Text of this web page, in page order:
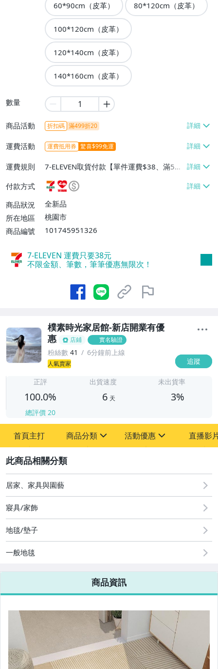
60*90cm（皮革） 80*120cm（皮革）
100*120cm（皮革）
120*140cm（皮革）
140*160cm（皮革）
數量
商品活動 折扣碼 滿499折20
運費活動 運費抵用券 驚喜$99免運
運費規則
7-ELEVEN取貨付款【單件運費$38、滿5件
或消費滿$990免運費】、萊爾富取貨付款
【單件運費$60、滿100件或消費滿$990免
運費】、宅配/貨運【單件運費$80、滿100
件或消費滿$1200免運費】
付款方式
商品狀況
全新品
所在地區
桃園市
商品編號
101745951326
7-ELEVEN 運費只要38元
不限金額、筆數，筆筆優惠無限次！
樸素時光家居館-新店開業有優
惠
店鋪 實名驗證
粉絲數 41 6分鐘前上線
人氣賣家 追蹤
正評
100.0%
總評價 20
出貨速度
6 天
未出貨率
3%
首頁主打 商品分類
其它
活動優惠
[全店] 新店大促全館滿額折扣
直播影
居家、家具與園藝
寢具/家飾
地毯/墊子
一般地毯
商品資訊